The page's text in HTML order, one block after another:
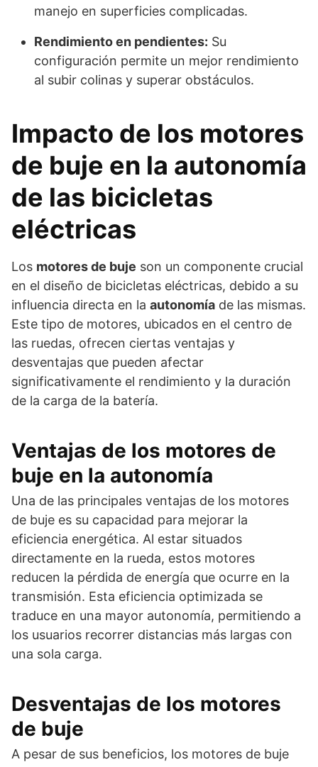
manejo en superficies complicadas.
Rendimiento en pendientes: Su
configuración permite un mejor rendimiento
al subir colinas y superar obstáculos.
Impacto de los motores
de buje en la autonomía
de las bicicletas
eléctricas
Los motores de buje son un componente crucial
en el diseño de bicicletas eléctricas, debido a su
influencia directa en la autonomía de las mismas.
Este tipo de motores, ubicados en el centro de
las ruedas, ofrecen ciertas ventajas y
desventajas que pueden afectar
significativamente el rendimiento y la duración
de la carga de la batería.
Ventajas de los motores de
buje en la autonomía
Una de las principales ventajas de los motores
de buje es su capacidad para mejorar la
eficiencia energética. Al estar situados
directamente en la rueda, estos motores
reducen la pérdida de energía que ocurre en la
transmisión. Esta eficiencia optimizada se
traduce en una mayor autonomía, permitiendo a
los usuarios recorrer distancias más largas con
una sola carga.
Desventajas de los motores
de buje
A pesar de sus beneficios, los motores de buje